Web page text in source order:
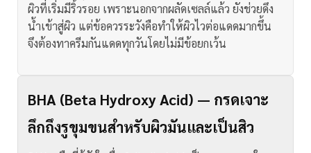
ผิวที่เริ่มมีริ้วรอย เพราะนอกจากผลัดเซลล์แล้ว ยังช่วยดึง
น้ำเข้าสู่ผิว แต่ข้อควรระวังคือทำให้ผิวไวต่อแดดมากขึ้น
จึงต้องทาครีมกันแดดทุกวันโดยไม่มีข้อยกเว้น
BHA (Beta Hydroxy Acid) — กรดเจาะ
ลึกถึงรูขุมขนสำหรับผิวมันและเป็นสิว